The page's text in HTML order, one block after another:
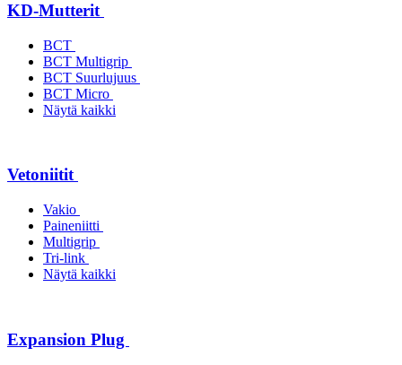
KD-Mutterit
BCT
BCT Multigrip
BCT Suurlujuus
BCT Micro
Näytä kaikki
Vetoniitit
Vakio
Paineniitti
Multigrip
Tri-link
Näytä kaikki
Expansion Plug